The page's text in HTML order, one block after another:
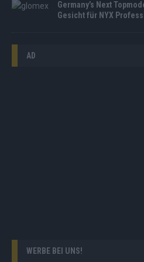
Germany’s Next
Gesicht für NYX
AD
WERBE BEI UNS!